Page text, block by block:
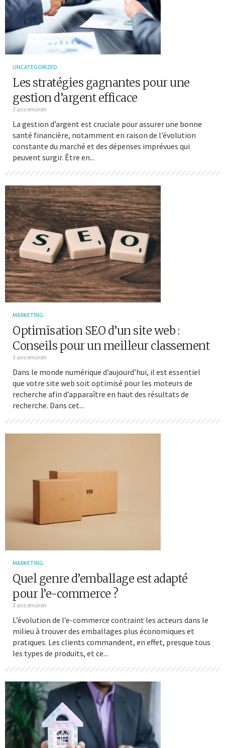
UNCATEGORIZED
Les stratégies gagnantes pour une
gestion d’argent efficace
3 ans environ
La gestion d’argent est cruciale pour assurer une bonne
santé financière, notamment en raison de l’évolution
constante du marché et des dépenses imprévues qui
peuvent surgir. Être en...
MARKETING
Optimisation SEO d’un site web :
Conseils pour un meilleur classement
3 ans environ
Dans le monde numérique d’aujourd’hui, il est essentiel
que votre site web soit optimisé pour les moteurs de
recherche afin d’apparaître en haut des résultats de
recherche. Dans cet...
MARKETING
Quel genre d’emballage est adapté
pour l’e-commerce ?
3 ans environ
L’évolution de l’e-commerce contraint les acteurs dans le
milieu à trouver des emballages plus économiques et
pratiques. Les clients commandent, en effet, presque tous
les types de produits, et ce...